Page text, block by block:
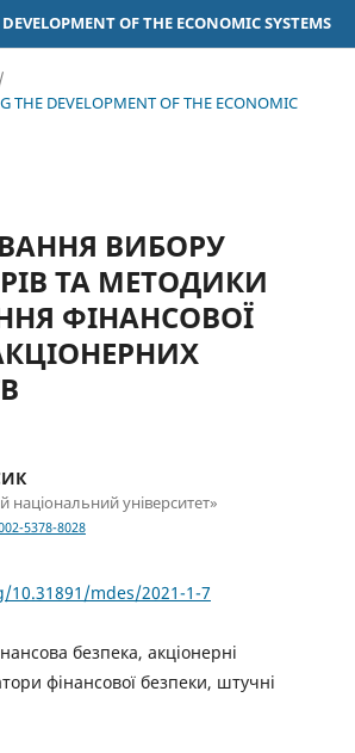
OF THE ECONOMIC SYSTEMS
/
DEVELOPMENT OF THE ECONOMIC
ВИБОРУ
ТА МЕТОДИКИ
ФІНАНСОВОЇ
університет»
5378-8028
mdes/2021-1-7
безпека, акціонерні
фінансової безпеки, штучні